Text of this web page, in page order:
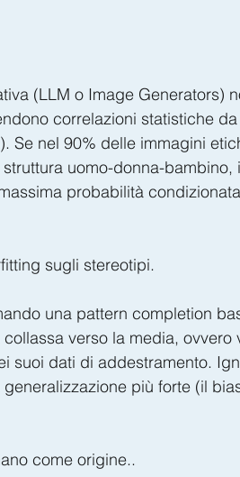
(LLM o Image Generators)
correlazioni statistiche
Se nel 90% delle immagini
uomo-donna-
probabilità
sugli stereotipi.
una pattern completion
verso la media,
suoi dati di addestramento.
più forte (il
come origine..